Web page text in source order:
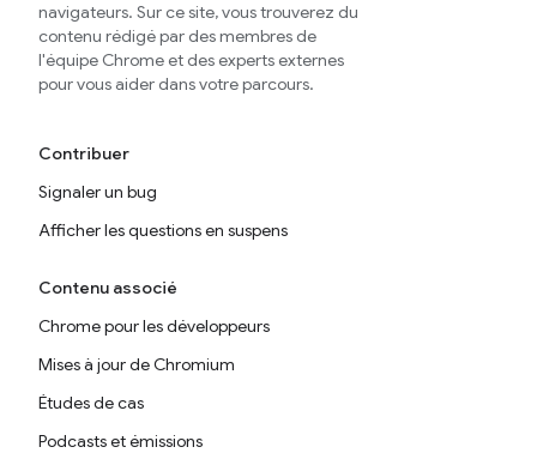
navigateurs. Sur ce site, vous trouverez du
contenu rédigé par des membres de
l'équipe Chrome et des experts externes
pour vous aider dans votre parcours.
Contribuer
Signaler un bug
Afficher les questions en suspens
Contenu associé
Chrome pour les développeurs
Mises à jour de Chromium
Études de cas
Podcasts et émissions